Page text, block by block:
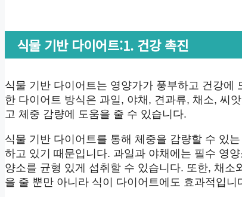
식물 기반 다이어트:1. 건강 촉진
식물 기반 다이어트는 영양가가 풍부하고 건강에
한 다이어트 방식은 과일, 야채, 견과류, 채소, 씨
고 체중 감량에 도움을 줄 수 있습니다.
식물 기반 다이어트를 통해 체중을 감량할 수 있
하고 있기 때문입니다. 과일과 야채에는 필수 영
양소를 균형 있게 섭취할 수 있습니다. 또한, 채
을 줄 뿐만 아니라 식이 다이어트에도 효과적입니